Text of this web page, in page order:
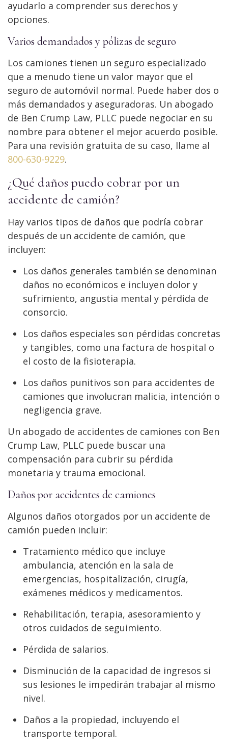
ayudarlo a comprender sus derechos y
opciones.
Varios demandados y pólizas de seguro
Los camiones tienen un seguro especializado
que a menudo tiene un valor mayor que el
seguro de automóvil normal. Puede haber dos o
más demandados y aseguradoras. Un abogado
de Ben Crump Law, PLLC puede negociar en su
nombre para obtener el mejor acuerdo posible.
Para una revisión gratuita de su caso, llame al
800-630-9229.
¿Qué daños puedo cobrar por un
accidente de camión?
Hay varios tipos de daños que podría cobrar
después de un accidente de camión, que
incluyen:
Los daños generales también se denominan
daños no económicos e incluyen dolor y
sufrimiento, angustia mental y pérdida de
consorcio.
Los daños especiales son pérdidas concretas
y tangibles, como una factura de hospital o
el costo de la fisioterapia.
Los daños punitivos son para accidentes de
camiones que involucran malicia, intención o
negligencia grave.
Un abogado de accidentes de camiones con Ben
Crump Law, PLLC puede buscar una
compensación para cubrir su pérdida
monetaria y trauma emocional.
Daños por accidentes de camiones
Algunos daños otorgados por un accidente de
camión pueden incluir:
Tratamiento médico que incluye
ambulancia, atención en la sala de
emergencias, hospitalización, cirugía,
exámenes médicos y medicamentos.
Rehabilitación, terapia, asesoramiento y
otros cuidados de seguimiento.
Pérdida de salarios.
Disminución de la capacidad de ingresos si
sus lesiones le impedirán trabajar al mismo
nivel.
Daños a la propiedad, incluyendo el
transporte temporal.